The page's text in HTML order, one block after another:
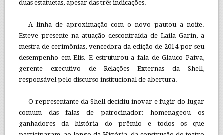
duas estatuetas, apesar das três indicações.
A linha de aproximação com o novo pautou a noite.
Esteve presente na atuação descontraída de Laila Garin, a
mestra de cerimônias, vencedora da edição de 2014 por seu
desempenho em Elis. E estruturou a fala de Glauco Paiva,
gerente executivo de Relações Externas da Shell,
responsável pelo discurso institucional de abertura.
O representante da Shell decidiu inovar e fugir do lugar
comum das falas de patrocinador: homenageou os
ganhadores da história do prêmio e todos os que